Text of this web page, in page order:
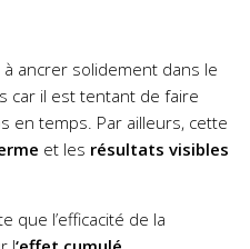
ancrer solidement dans le
car il est tentant de faire
en temps. Par ailleurs, cette
et les résultats visibles
que l’efficacité de la